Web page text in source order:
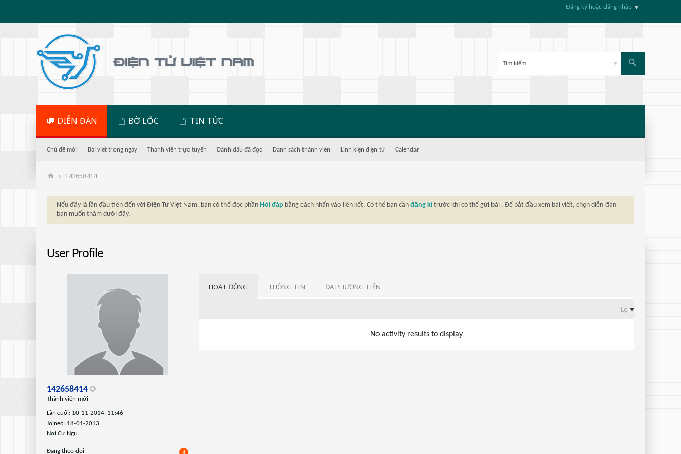
Đăng ký hoặc đăng nhập
DIỄN ĐÀN BỜ LỐC TIN TỨC
Chủ đề mới Bài viết trong ngày Thành viên trực tuyến Đánh dấu đã đọc Danh sách thành viên Linh kiện điện tử Calendar
142658414
Nếu đây là lần đầu tiên đến với Điện Tử Việt Nam, bạn có thể đọc phần Hỏi đáp bằng cách nhấn vào liên kết. Có thể bạn cần đăng kí trước khi có thể gửi bài . Để bắt đầu xem bài viết, chọn diễn đàn
bạn muốn thăm dưới đây.
User Profile
142658414
Thành viên mới
Lần cuối: 10-11-2014, 11:46
Joined: 18-01-2013
Nơi Cư Ngụ:
Ðang theo dõi 4
HOẠT ĐỘNG THÔNG TIN ĐA PHƯƠNG TIỆN
Lọc
No activity results to display